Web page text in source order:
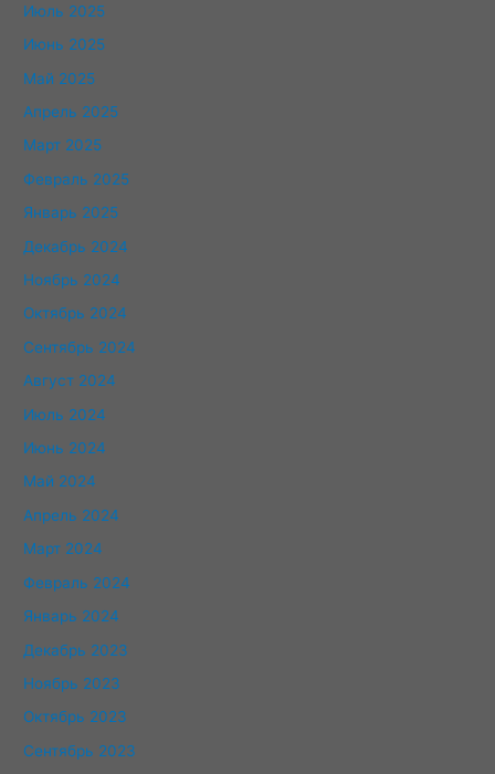
Июль 2025
Июнь 2025
Май 2025
Апрель 2025
Март 2025
Февраль 2025
Январь 2025
Декабрь 2024
Ноябрь 2024
Октябрь 2024
Сентябрь 2024
Август 2024
Июль 2024
Июнь 2024
Май 2024
Апрель 2024
Март 2024
Февраль 2024
Январь 2024
Декабрь 2023
Ноябрь 2023
Октябрь 2023
Сентябрь 2023